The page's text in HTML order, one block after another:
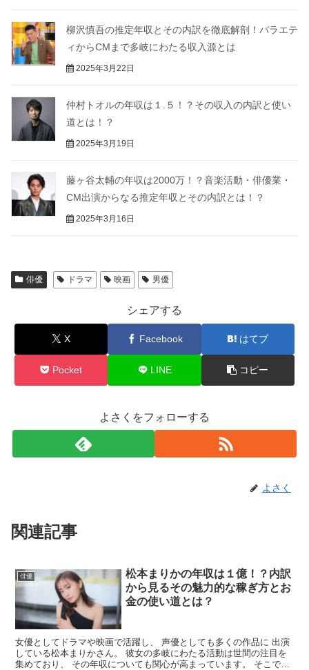
柳沢慎吾の推定年収とその内訳を徹底解剖！バラエテ
ィからCMまで多岐にわたる収入源とは
2025年3月22日
仲村トオルの年収は１.５！？その収入の内訳と使い
道とは！？
2025年3月19日
藤ヶ谷太輔の年収は2000万！？音楽活動・俳優業・
CM出演からなる推定年収とその内訳とは！？
2025年3月16日
俳優 ドラマ 映画 男優
シェアする
X Facebook はてブ
Pocket LINE コピー
よさくをフォローする
よさく
関連記事
俳優
松本まりかの年収は１億！？内訳
から見るその魅力的な稼ぎ方とお
金の使い道とは？
女優としてドラマや映画で活躍し、 声優としても多くの作品に 出演
している松本まりかさん。 彼女の多岐にわたる活動は世間の注目を
集めており、 その年収についても関心が高まっています。 そこで今